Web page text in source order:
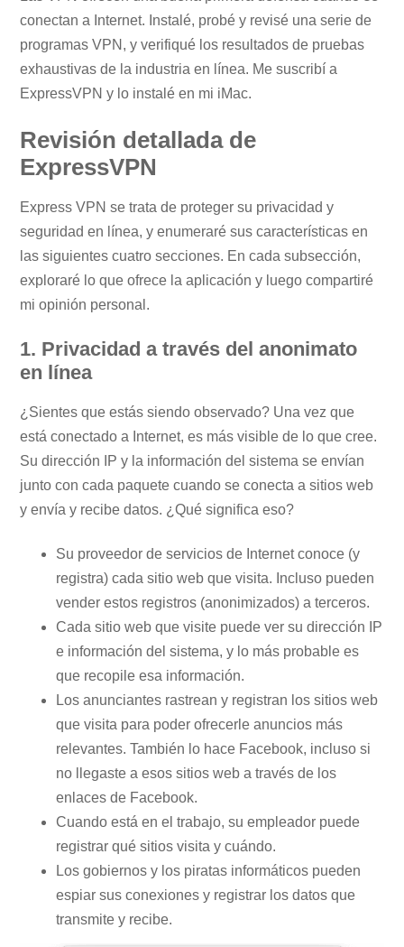
conectan a Internet. Instalé, probé y revisé una serie de
programas VPN, y verifiqué los resultados de pruebas
exhaustivas de la industria en línea. Me suscribí a
ExpressVPN y lo instalé en mi iMac.
Revisión detallada de
ExpressVPN
Express VPN se trata de proteger su privacidad y
seguridad en línea, y enumeraré sus características en
las siguientes cuatro secciones. En cada subsección,
exploraré lo que ofrece la aplicación y luego compartiré
mi opinión personal.
1. Privacidad a través del anonimato
en línea
¿Sientes que estás siendo observado? Una vez que
está conectado a Internet, es más visible de lo que cree.
Su dirección IP y la información del sistema se envían
junto con cada paquete cuando se conecta a sitios web
y envía y recibe datos. ¿Qué significa eso?
Su proveedor de servicios de Internet conoce (y
registra) cada sitio web que visita. Incluso pueden
vender estos registros (anonimizados) a terceros.
Cada sitio web que visite puede ver su dirección IP
e información del sistema, y ​​lo más probable es
que recopile esa información.
Los anunciantes rastrean y registran los sitios web
que visita para poder ofrecerle anuncios más
relevantes. También lo hace Facebook, incluso si
no llegaste a esos sitios web a través de los
enlaces de Facebook.
Cuando está en el trabajo, su empleador puede
registrar qué sitios visita y cuándo.
Los gobiernos y los piratas informáticos pueden
espiar sus conexiones y registrar los datos que
transmite y recibe.